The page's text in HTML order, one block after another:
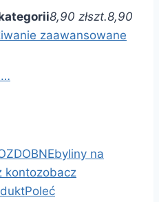
8,90 złszt.8,90
zaawansowane
…
byliny na
kontozobacz
Poleć